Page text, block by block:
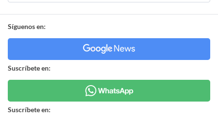
Síguenos en:
Suscríbete en:
Suscríbete en: